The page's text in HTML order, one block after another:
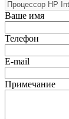
Ваше имя
Телефон
E-mail
Примечание